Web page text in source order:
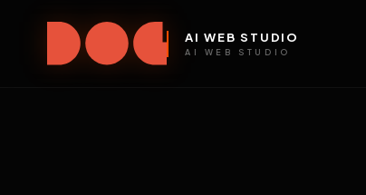
AI WEB STUDIO